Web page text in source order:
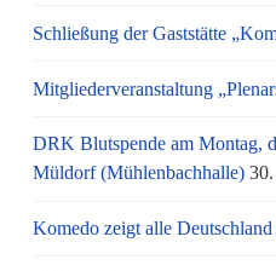
Schließung der Gaststätte
Mitgliederveranstaltung
DRK Blutspende am Montag,
Müldorf (Mühlenbachhalle)
Komedo zeigt alle Deutschland